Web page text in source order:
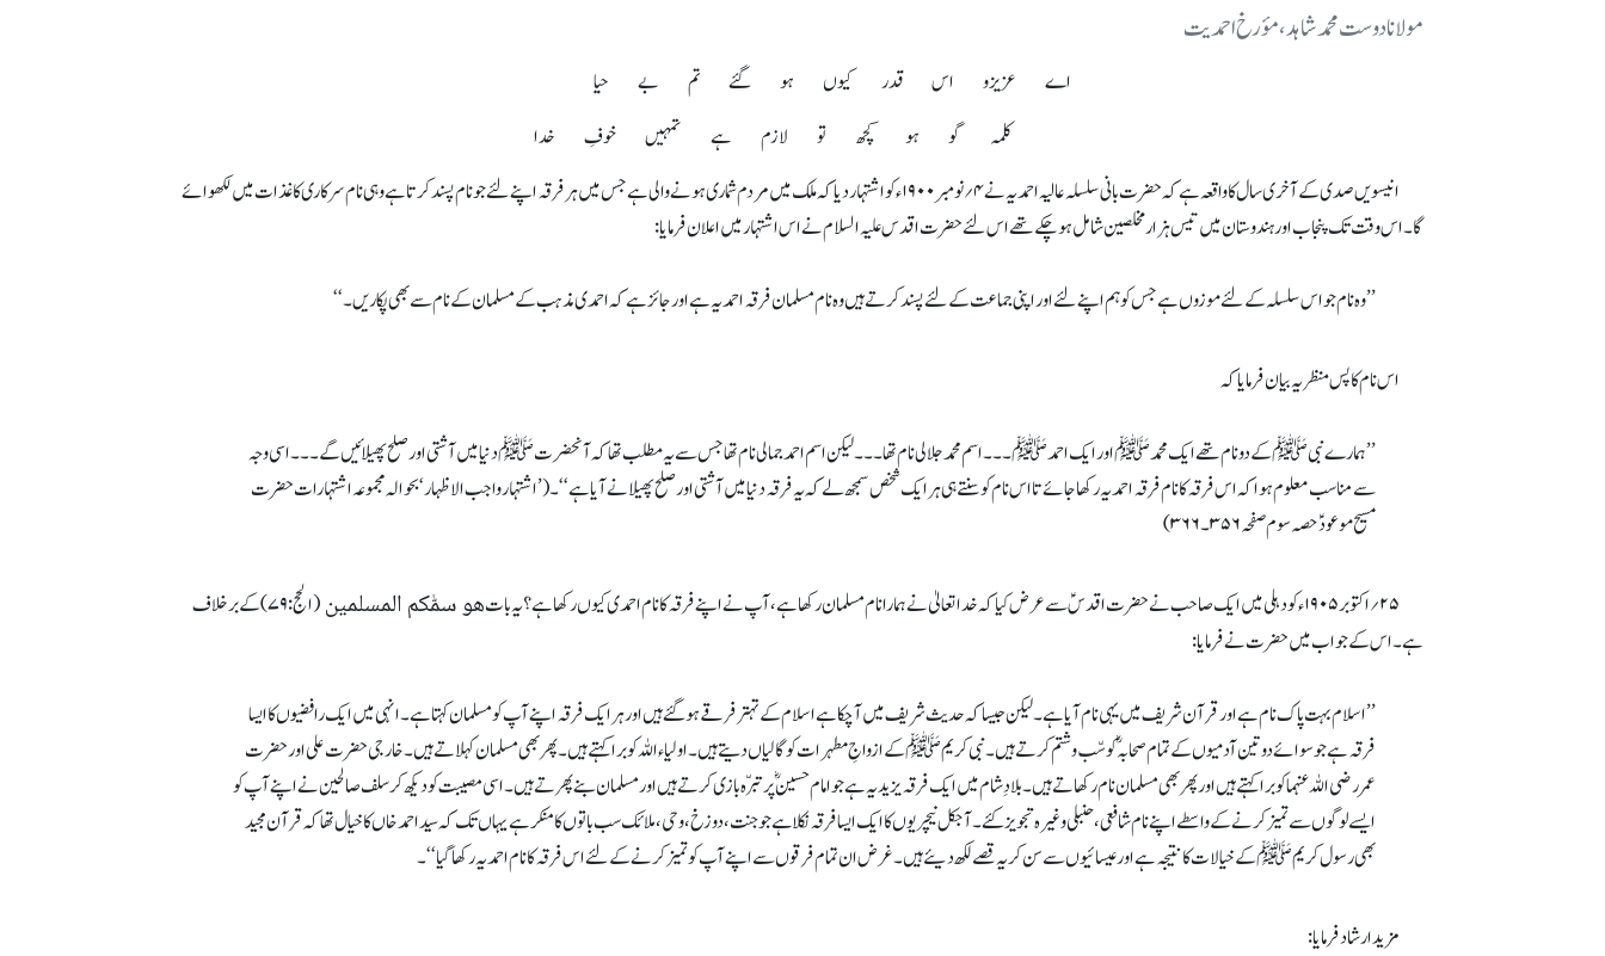
مولانا دوست محمد شاہد، مؤرخ احمدیت
اے عزیزو اس قدر کیوں ہو گئے تم بے حیا
کلمہ گو ہو کچھ تو لازم ہے تمہیں خوفِ خدا
انیسویں صدی کے آخری سال کا واقعہ ہے کہ حضرت بانی سلسلہ عالیہ احمدیہ نے ۴؍نومبر ۱۹۰۰ء کو اشتہار دیا کہ ملک میں مردم شماری ہونے والی ہے جس میں ہر فرقہ اپنے لئے جو نام پسند کرتا ہے وہی نام سرکاری کاغذات میں لکھوائے
گا۔ اس وقت تک پنجاب اور ہندوستان میں تیس ہزار مخلصین شامل ہوچکے تھے اس لئے حضرت اقدس علیہ السلام نے اس اشتہار میں اعلان فرمایا:
’’و ہ نام جو اس سلسلہ کے لئے موزوں ہے جس کو ہم اپنے لئے اور اپنی جماعت کے لئے پسند کرتے ہیں وہ نام مسلمان فرقہ احمدیہ ہے اور جائز ہے کہ احمدی مذہب کے مسلمان کے نام سے بھی پکاریں۔‘‘
اس نام کا پس منظر یہ بیان فرمایا کہ
’’ہمارے نبی ﷺ کے دو نام تھے ایک محمدﷺ اور ایک احمدﷺ۔۔۔ اسم محمد جلالی نام تھا۔۔۔ لیکن اسم احمد جمالی نام تھا جس سے یہ مطلب تھا کہ آنحضرت ﷺ دنیا میں آشتی اور صلح پھیلائیں گے ۔۔۔ اسی وجہ
سے مناسب معلوم ہوا کہ اس فرقہ کا نام فرقہ احمدیہ رکھا جائے تا اس نام کو سنتے ہی ہر ایک شخص سمجھ لے کہ یہ فرقہ دنیا میں آشتی اور صلح پھیلانے آیا ہے‘‘۔ (’اشتہار واجب الاظہار‘ بحوالہ مجموعہ اشتہارات حضرت
مسیح موعودؑ حصہ سوم صفحہ ۳۵۶۔۳۶۶)
۲۵؍اکتوبر ۱۹۰۵ء کو دہلی میں ایک صاحب نے حضرت اقدسؑ سے عرض کیا کہ خدا تعالیٰ نے ہمارا نام مسلمان رکھا ہے، آپ نے اپنے فرقہ کا نام احمدی کیوں رکھا ہے؟ یہ بات ھو سمّٰکم المسلمین
(الحج:۷۹) کے برخلاف
ہے۔ اس کے جواب میں حضرت نے فرمایا:
’’اسلام بہت پاک نام ہے اور قرآن شریف میں یہی نام آیا ہے ۔ لیکن جیسا کہ حدیث شریف میں آ چکا ہے اسلام کے تہتر فرقے ہوگئے ہیں اور ہر ایک فرقہ اپنے آپ کو مسلمان کہتا ہے۔ انہی میں ایک رافضیوں کا ایسا
فرقہ ہے جو سوائے دو تین آدمیوں کے تمام صحابہؓ کو سّب و شتم کرتے ہیں۔ نبی کریم ﷺ کے ازواجِ مطہرات کو گالیاں دیتے ہیں۔ اولیاء اللہ کو برا کہتے ہیں۔ پھر بھی مسلمان کہلاتے ہیں۔ خارجی حضرت علی اور حضرت
عمر رضی اللہ عنہما کو برا کہتے ہیں اور پھر بھی مسلمان نام رکھاتے ہیں۔ بلادِ شام میں ایک فرقہ یزیدیہ ہے جو امام حسینؓ پر تبرّہ بازی کرتے ہیں اور مسلمان بنے پھرتے ہیں۔ اسی مصیبت کو دیکھ کر سلف صالحین نے اپنے آپ کو
ایسے لوگوں سے تمیز کرنے کے واسطے اپنے نام شافعی ، حنبلی وغیرہ تجویز کئے۔ آجکل نیچریوں کا ایک ایسا فرقہ نکلا ہے جو جنت ، دوزخ، وحی، ملائک سب باتوں کا منکر ہے یہاں تک کہ سید احمد خاں کا خیال تھا کہ قرآن مجید
بھی رسول کریم ﷺ کے خیالات کا نتیجہ ہے اور عیسائیوں سے سن کر یہ قصے لکھ دیئے ہیں۔ غرض ان تمام فرقوں سے اپنے آپ کو تمیز کرنے کے لئے اس فرقہ کا نام احمدیہ رکھا گیا‘‘۔
مزید ارشاد فرمایا: